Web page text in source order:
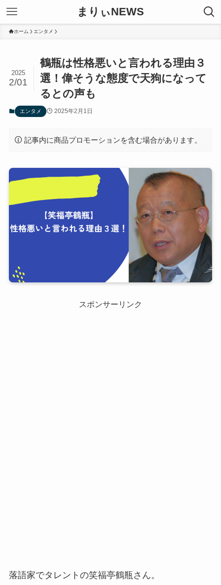
まりぃNEWS
ホーム エンタメ
鶴瓶は性格悪いと言われる理由３
選！偉そうな態度で天狗になって
るとの声も
2025
2/01
エンタメ 2025年2月1日
記事内に商品プロモーションを含む場合があります。
スポンサーリンク
落語家でタレントの笑福亭鶴瓶さん。